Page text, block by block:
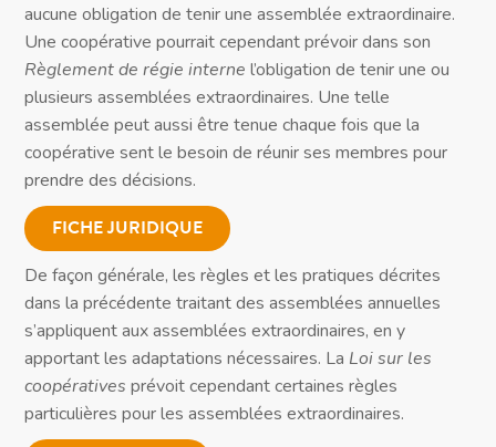
aucune obligation de tenir une assemblée extraordinaire.
Une coopérative pourrait cependant prévoir dans son
Règlement de régie interne l’obligation de tenir une ou
plusieurs assemblées extraordinaires. Une telle
assemblée peut aussi être tenue chaque fois que la
coopérative sent le besoin de réunir ses membres pour
prendre des décisions.
FICHE JURIDIQUE
De façon générale, les règles et les pratiques décrites
dans la précédente traitant des assemblées annuelles
s’appliquent aux assemblées extraordinaires, en y
apportant les adaptations nécessaires. La Loi sur les
coopératives prévoit cependant certaines règles
particulières pour les assemblées extraordinaires.